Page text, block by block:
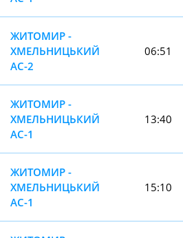
ЖИТОМИР -
ХМЕЛЬНИЦЬКИЙ
АС-2
06:51
ЖИТОМИР -
ХМЕЛЬНИЦЬКИЙ
АС-1
13:40
ЖИТОМИР -
ХМЕЛЬНИЦЬКИЙ
АС-1
15:10